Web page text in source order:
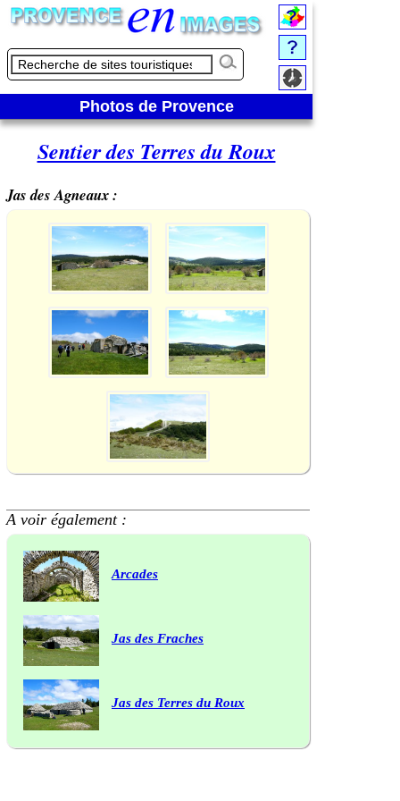
Photos de Provence
Sentier des Terres du Roux
Jas des Agneaux :
A voir également :
Arcades
Jas des Fraches
Jas des Terres du Roux